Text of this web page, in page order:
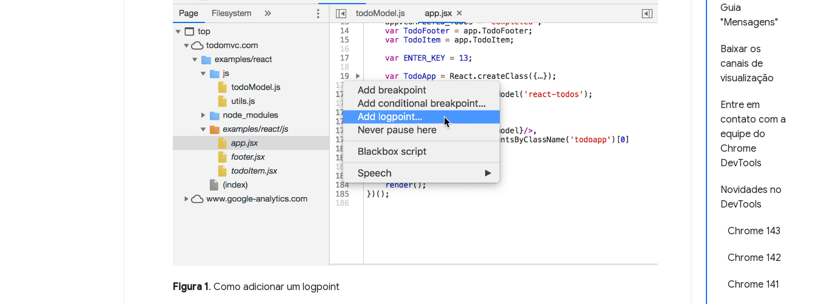
Guia
"Mensagens"
Baixar os
canais de
visualização
Entre em
contato com a
equipe do
Chrome
DevTools
Novidades no
DevTools
Chrome 143
Chrome 142
Chrome 141
Figura 1. Como adicionar um logpoint